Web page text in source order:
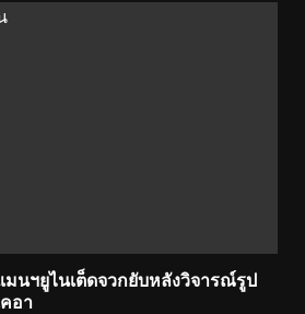
นฯยูไนเต็ดจวกยับหลังวิจารณ์รูป
อา